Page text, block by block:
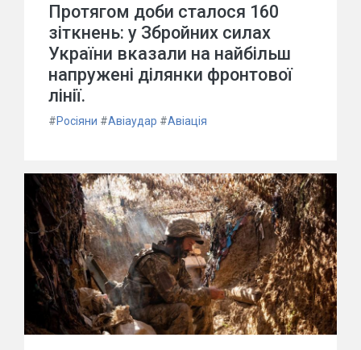
Протягом доби сталося 160
зіткнень: у Збройних силах
України вказали на найбільш
напружені ділянки фронтової
лінії.
#Росіяни #Авіаудар #Авіація